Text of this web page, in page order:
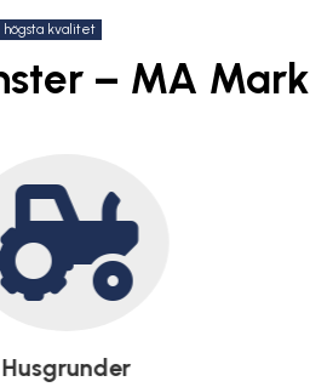
högsta kvalitet
– MA
Schaktning